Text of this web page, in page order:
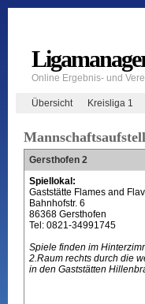
Online Ergebnis- und
Übersicht Kreisliga 1
Gersthofen 2
Spiellokal:
Gaststätte Flames and
Bahnhofstr. 6
86368 Gersthofen
Tel: 0821-34991745
Spiele finden im
2.Raum rechts durch die
in den Gaststätten